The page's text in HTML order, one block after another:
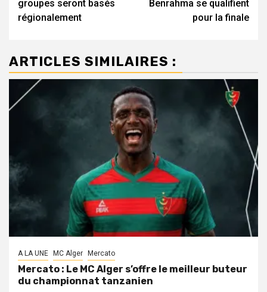
groupes seront basés
régionalement
Benrahma se qualifient
pour la finale
ARTICLES SIMILAIRES :
A LA UNE MC Alger Mercato
Mercato : Le MC Alger s’offre le meilleur buteur
du championnat tanzanien